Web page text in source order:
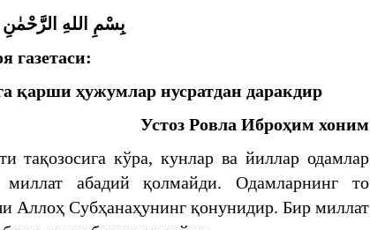
بِسْمِ اللهِ الرَّحْمٰنِ
газетаси:
қарши ҳужумлар нусратдан даракдир
Устоз Ровла Иброҳим хоним
тақозосига кўра, кунлар ва йиллар одамлар
абадий қолмайди. Одамларнинг то
Аллоҳ Субҳанаҳунинг қонунидир. Бир миллат